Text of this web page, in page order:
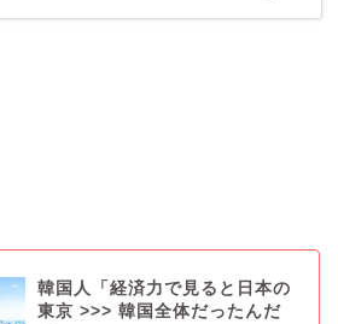
韓国人「経済力で見ると日本の
東京 >>> 韓国全体だったんだ